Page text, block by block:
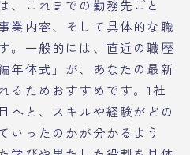
、これまでの勤務先ごと
業内容、そして具体的な職
。一般的には、直近の職歴
年体式」が、あなたの最新
るためおすすめです。1社
へと、スキルや経験がどの
いったのかが分かるよう